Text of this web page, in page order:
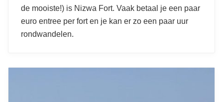
de mooiste!) is Nizwa Fort. Vaak betaal je een paar
euro entree per fort en je kan er zo een paar uur
rondwandelen.